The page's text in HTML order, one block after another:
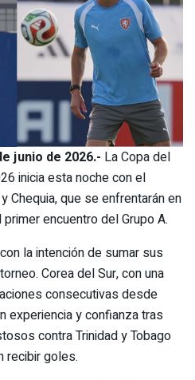
junio de 2026.- La Copa del
inicia esta noche con el
Chequia, que se enfrentarán en
encuentro del Grupo A.
la intención de sumar sus
Corea del Sur, con una
consecutivas desde
experiencia y confianza tras
contra Trinidad y Tobago
recibir goles.